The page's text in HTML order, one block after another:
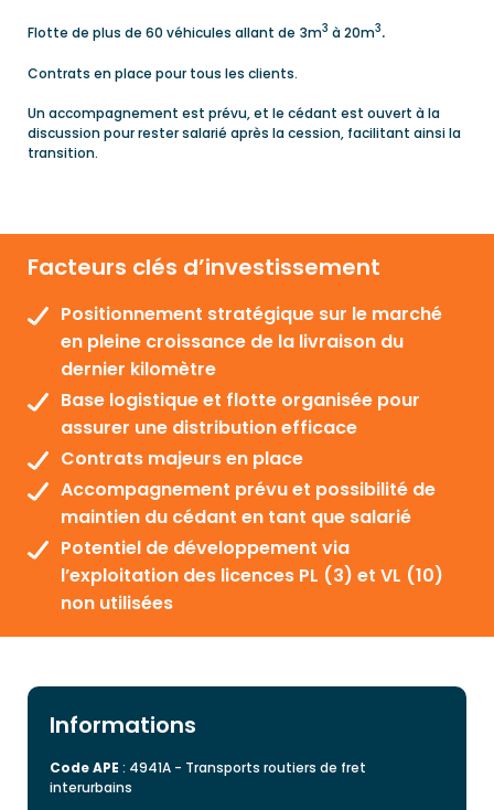
Flotte de plus de 60 véhicules allant de 3m3 à 20m3.
Contrats en place pour tous les clients.
Un accompagnement est prévu, et le cédant est ouvert à la
discussion pour rester salarié après la cession, facilitant ainsi la
transition.
Facteurs clés d’investissement
Positionnement stratégique sur le marché
en pleine croissance de la livraison du
dernier kilomètre
Base logistique et flotte organisée pour
assurer une distribution efficace
Contrats majeurs en place
Accompagnement prévu et possibilité de
maintien du cédant en tant que salarié
Potentiel de développement via
l’exploitation des licences PL (3) et VL (10)
non utilisées
Informations
Code APE : 4941A - Transports routiers de fret
interurbains